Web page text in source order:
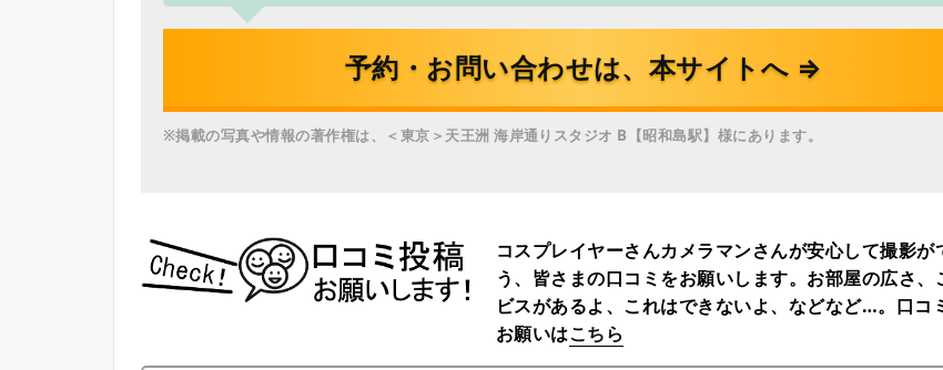
予約・お問い合わせは、本サイトへ ⇒
※掲載の写真や情報の著作権は、＜東京＞天王洲 海岸通りスタジオ B【昭和島駅】様にあります。
コスプレイヤーさんカメラマンさんが安心して撮影が
う、皆さまの口コミをお願いします。お部屋の広さ、
ビスがあるよ、これはできないよ、などなど…。口コ
お願いはこちら